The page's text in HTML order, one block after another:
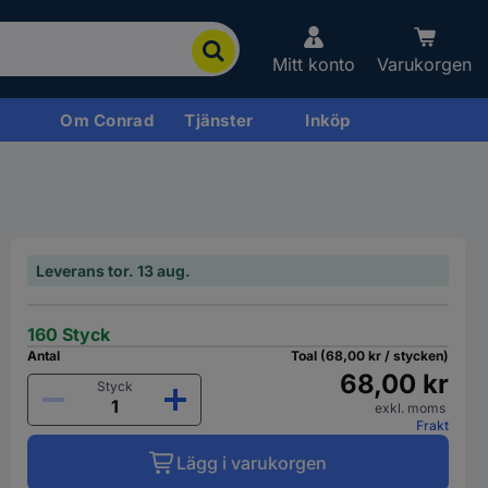
Mitt konto Varukorgen
Om Conrad Tjänster Inköp
Leverans tor. 13 aug.
160 Styck
Antal
Styck
Toal (68,00 kr / stycken)
68,00 kr
exkl. moms
Frakt
Lägg i varukorgen